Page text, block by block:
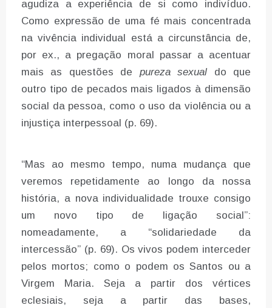
agudiza a experiência de si como indivíduo.
Como expressão de uma fé mais concentrada
na vivência individual está a circunstância de,
por ex., a pregação moral passar a acentuar
mais as questões de pureza sexual do que
outro tipo de pecados mais ligados à dimensão
social da pessoa, como o uso da violência ou a
injustiça interpessoal (p. 69).
“Mas ao mesmo tempo, numa mudança que
veremos repetidamente ao longo da nossa
história, a nova individualidade trouxe consigo
um novo tipo de ligação social”:
nomeadamente, a “solidariedade da
intercessão” (p. 69). Os vivos podem interceder
pelos mortos; como o podem os Santos ou a
Virgem Maria. Seja a partir dos vértices
eclesiais, seja a partir das bases,